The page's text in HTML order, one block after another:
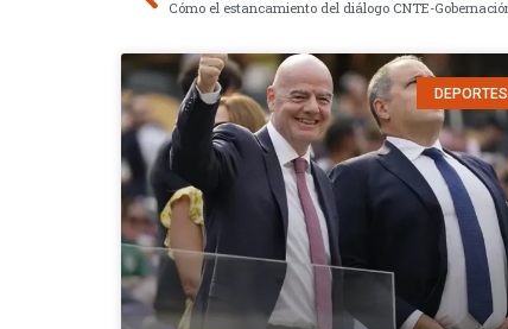
DEPORTES